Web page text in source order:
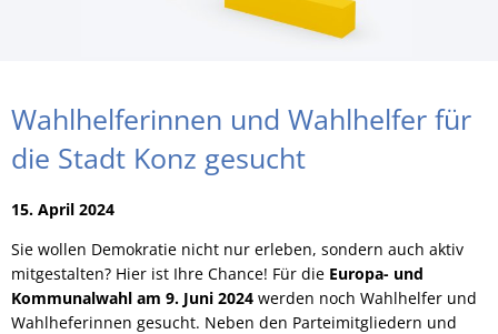
Wahlhelferinnen und Wahlhelfer für
die Stadt Konz gesucht
15. April 2024
Sie wollen Demokratie nicht nur erleben, sondern auch aktiv
mitgestalten? Hier ist Ihre Chance! Für die Europa- und
Kommunalwahl am 9. Juni 2024 werden noch Wahlhelfer und
Wahlheferinnen gesucht. Neben den Parteimitgliedern und